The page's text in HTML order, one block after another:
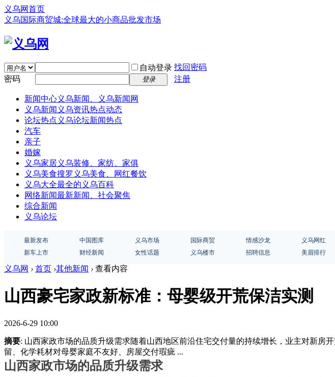
义乌网首页
义乌国际商贸城:全球最大的小商品批发市场
自动登录 找回密码
密码
登录 注册
新闻中心义乌新闻、义乌新闻网
义乌新闻 义乌资讯热点动态
论坛热点 义乌论坛新闻热点
汽车
亲子
婚嫁
义乌家居义乌装修、家纺、家俱
义乌美食搜罗义乌美食、网红餐饮
义乌大全最全的义乌百科
网络新闻最新新闻、社会聚焦
综合新闻
义乌论坛
最新发布 中国图库 义乌市场 国际商贸 情感沙龙 义乌网红
新车上市
财经新闻 女性话题 义乌楼市 招聘信息 美眉排行
义乌网 › 首页 ›其他新闻 › 查看内容
山西豪宅家政新标准：母婴级开荒保洁实测
2026-6-29 10:00
摘要: 山西家政市场的品质升级需求随着山西地区前沿住宅交付量的持续增长，业主对新
留、化学耗材对母婴家庭不友好、房屋交付瑕疵 ...
山西家政市场的品质升级需求